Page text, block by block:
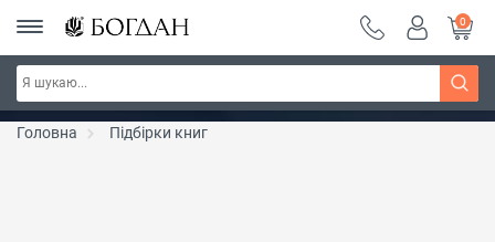
Серія "Чейзіана" ~ знижка 20%
0
Головна Підбірки книг